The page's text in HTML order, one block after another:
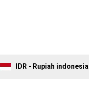
IDR - Rupiah indonesia